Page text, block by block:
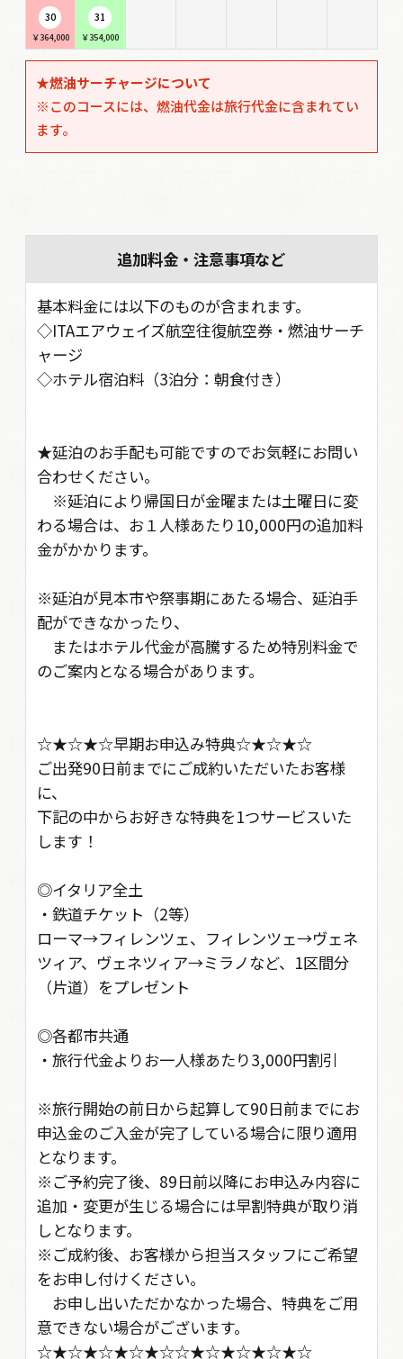
30
￥364,000
31
￥354,000
★燃油サーチャージについて
※このコースには、燃油代金は旅行代金に含まれてい
ます。
追加料金・注意事項など
基本料金には以下のものが含まれます。
◇ITAエアウェイズ航空往復航空券・燃油サーチ
ャージ
◇ホテル宿泊料（3泊分：朝食付き）
★延泊のお手配も可能ですのでお気軽にお問い
合わせください。
※延泊により帰国日が金曜または土曜日に変
わる場合は、お１人様あたり10,000円の追加料
金がかかります。
※延泊が見本市や祭事期にあたる場合、延泊手
配ができなかったり、
またはホテル代金が高騰するため特別料金で
のご案内となる場合があります。
☆★☆★☆早期お申込み特典☆★☆★☆
ご出発90日前までにご成約いただいたお客様
に、
下記の中からお好きな特典を1つサービスいた
します！
◎イタリア全土
・鉄道チケット（2等）
ローマ→フィレンツェ、フィレンツェ→ヴェネ
ツィア、ヴェネツィア→ミラノなど、1区間分
（片道）をプレゼント
◎各都市共通
・旅行代金よりお一人様あたり3,000円割引
※旅行開始の前日から起算して90日前までにお
申込金のご入金が完了している場合に限り適用
となります。
※ご予約完了後、89日前以降にお申込み内容に
追加・変更が生じる場合には早割特典が取り消
しとなります。
※ご成約後、お客様から担当スタッフにご希望
をお申し付けください。
お申し出いただかなかった場合、特典をご用
意できない場合がございます。
☆★☆★☆★☆★☆☆★☆★☆★☆★☆